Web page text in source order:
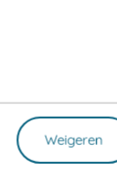
Weigeren